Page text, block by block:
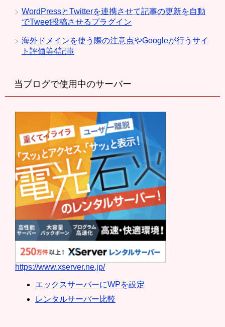
WordPressとTwitterを連携させて記事の更新を自動
でTweet投稿させるプラグイン
海外ドメインを使う際の注意点やGoogleが行うサイ
ト評価等4記事
当ブログで使用中のサーバー
https://www.xserver.ne.jp/
エックスサーバーにWPを設定
レンタルサーバー比較